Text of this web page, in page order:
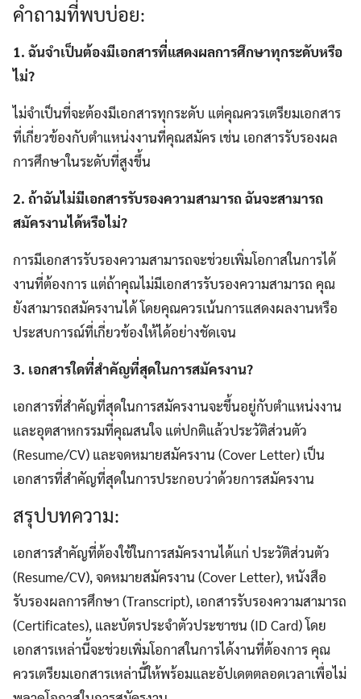
คำถามที่พบบ่อย:
1. ฉันจำเป็นต้องมีเอกสารที่แสดงผลการศึกษาทุกระดับหรือ
ไม่?
ไม่จำเป็นที่จะต้องมีเอกสารทุกระดับ แต่คุณควรเตรียมเอกสาร
ที่เกี่ยวข้องกับตำแหน่งงานที่คุณสมัคร เช่น เอกสารรับรองผล
การศึกษาในระดับที่สูงขึ้น
2. ถ้าฉันไม่มีเอกสารรับรองความสามารถ ฉันจะสามารถ
สมัครงานได้หรือไม่?
การมีเอกสารรับรองความสามารถจะช่วยเพิ่มโอกาสในการได้
งานที่ต้องการ แต่ถ้าคุณไม่มีเอกสารรับรองความสามารถ คุณ
ยังสามารถสมัครงานได้ โดยคุณควรเน้นการแสดงผลงานหรือ
ประสบการณ์ที่เกี่ยวข้องให้ได้อย่างชัดเจน
3. เอกสารใดที่สำคัญที่สุดในการสมัครงาน?
เอกสารที่สำคัญที่สุดในการสมัครงานจะขึ้นอยู่กับตำแหน่งงาน
และอุตสาหกรรมที่คุณสนใจ แต่ปกติแล้วประวัติส่วนตัว
(Resume/CV) และจดหมายสมัครงาน (Cover Letter) เป็น
เอกสารที่สำคัญที่สุดในการประกอบว่าด้วยการสมัครงาน
สรุปบทความ:
เอกสารสำคัญที่ต้องใช้ในการสมัครงานได้แก่ ประวัติส่วนตัว
(Resume/CV), จดหมายสมัครงาน (Cover Letter), หนังสือ
รับรองผลการศึกษา (Transcript), เอกสารรับรองความสามารถ
(Certificates), และบัตรประจำตัวประชาชน (ID Card) โดย
เอกสารเหล่านี้จะช่วยเพิ่มโอกาสในการได้งานที่ต้องการ คุณ
ควรเตรียมเอกสารเหล่านี้ให้พร้อมและอัปเดตตลอดเวลาเพื่อไม่